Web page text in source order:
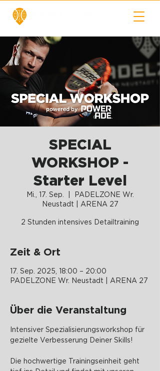
SPECIAL
WORKSHOP -
Starter Level
Mi., 17. Sep.
PADELZONE Wr.
Neustadt | ARENA 27
2 Stunden intensives Detailtraining
Zeit & Ort
17. Sep. 2025, 18:00 – 20:00
PADELZONE Wr. Neustadt | ARENA 27
Über die Veranstaltung
Intensiver Spezialisierungsworkshop für
gezielte Verbesserung Deiner Skills!
Die hochwertige Trainingseinheit geht